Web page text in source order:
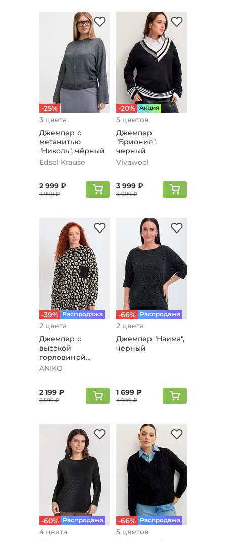
-25%
3 цвета
Джемпер с
метанитью
"Николь", чёрный
Edsel Krause
2 999 ₽
3 999 ₽
-20% Aкция
5 цветов
Джемпер
"Бриония",
черный
Vivawool
3 999 ₽
4 999 ₽
-39% Распродажа
2 цвета
Джемпер с
высокой
горловиной
"Элизабет",
ANIKO
2 199 ₽
3 599 ₽
-66% Распродажа
2 цвета
Джемпер "Наима",
черный
1 699 ₽
4 999 ₽
-60% Распродажа
4 цвета
-66% Распродажа
5 цветов